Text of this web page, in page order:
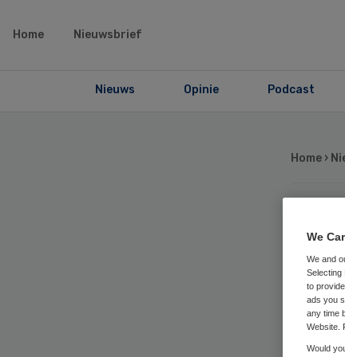
Home Nieuwsbrief
Nieuws Opinie Podcast
Home ›
We
We and
Selecting
to
ads you
any time
Website.
Would